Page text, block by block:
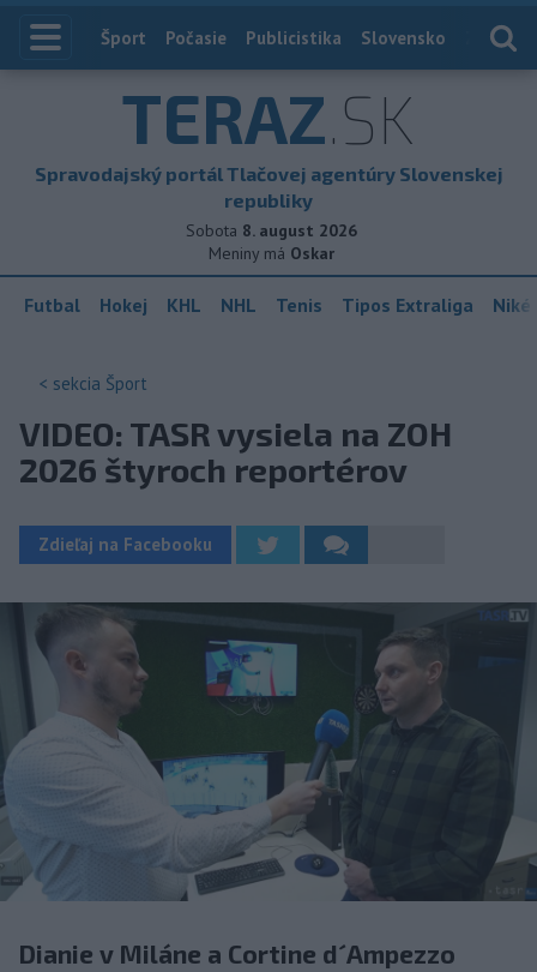
Index
Šport Počasie Publicistika Slovensko
TERAZ.SK
Spravodajský portál Tlačovej agentúry Slovenskej
republiky
Sobota 8. august 2026
Meniny má Oskar
Futbal Hokej KHL NHL Tenis Tipos Extraliga
< sekcia Šport
VIDEO: TASR vysiela na ZOH
2026 štyroch reportérov
Zdieľaj na Facebooku
Dianie v Miláne a Cortine d´Ampezzo